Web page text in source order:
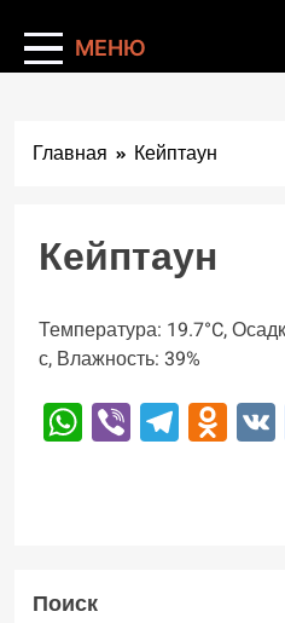
МЕНЮ
Главная Кейптаун
Кейптаун
Температура: 19.7°C,
с, Влажность: 39%
WhatsApp
Viber
Поиск